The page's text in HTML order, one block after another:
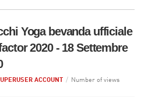
Yoga bevanda ufficiale
2020 - 18 Settembre
ACCOUNT /
Number of views